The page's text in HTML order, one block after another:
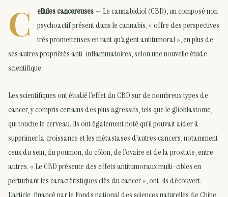
C ellules cancereuses— Le cannabidiol (CBD), un composé non
psychoactif présent dans le cannabis, « offre des perspectives
très prometteuses en tant qu’agent antitumoral », en plus de
ses autres propriétés anti-inflammatoires, selon une nouvelle étude
scientifique.
Les scientifiques ont étudié l’effet du CBD sur de nombreux types de
cancer, y compris certains des plus agressifs, tels que le glioblastome,
qui touche le cerveau. Ils ont également noté qu’il pouvait aider à
supprimer la croissance et les métastases d’autres cancers, notamment
ceux du sein, du poumon, du côlon, de l’ovaire et de la prostate, entre
autres. « Le CBD présente des effets antitumoraux multi-cibles en
perturbant les caractéristiques clés du cancer », ont-ils découvert.
L’article, financé par le Fonds national des sciences naturelles de Chine,